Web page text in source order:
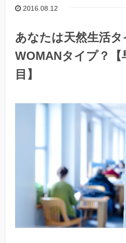
2016.08.12
あなたは天然生活
WOMANタイプ？【
目】